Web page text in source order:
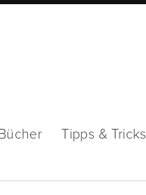
Tipps & Tricks